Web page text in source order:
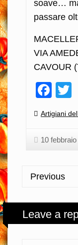
soave…
passare
VIA
CAVOUR
Artigiani
10
Previous
Leave a